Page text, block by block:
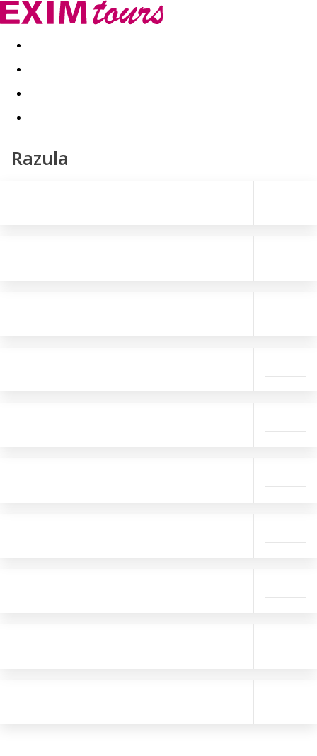
Akční nabídky Last minute
Razula